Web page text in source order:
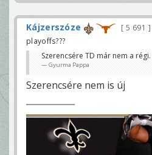
Kájzerszóze 5 691
playoffs???
Szerencsére TD már nem a régi.
Gyurma Pappa
Szerencsére nem is új